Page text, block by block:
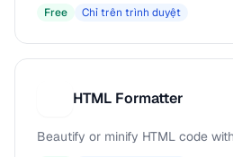
Free Chỉ trên trình duyệt
HTML Formatter
Beautify or minify HTML code